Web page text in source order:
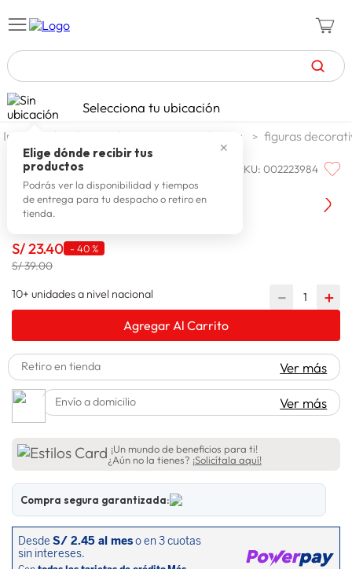
TÉRMINOS MÁS BUSCADOS
1. celulares
2. zapatillas mujer
3. zapatillas hombre
4. moda
6. tv
7 laptop
9. lavadora
10. spiderman
Selecciona tu ubicación
✕
Elige dónde recibir tus
productos
Podrás ver la disponibilidad y tiempos
de entrega para tu despacho o retiro en
tienda.
decohogar decoracion adornos figuras
FAMILIA SKU:002223984
Familia Esfera Madres 11x11x11cm
S/23.40 - 40 %
S/ 39.00
10+ unidades a nivel nacional
＋
－
Agregar Al Carrito
Retiro en tienda Ver más
Envío a domicilio Ver más
¡Un mundo de beneficios para ti!
¿Aún no la tienes? ¡Solicítala aquí!
Compra segura garantizada: